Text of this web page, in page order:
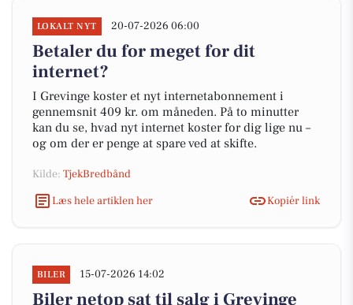
LOKALT NYT 20-07-2026 06:00
Betaler du for meget for dit
internet?
I Grevinge koster et nyt internetabonnement i
gennemsnit 409 kr. om måneden. På to minutter
kan du se, hvad nyt internet koster for dig lige nu –
og om der er penge at spare ved at skifte.
Kilde: TjekBredbånd
Læs hele artiklen her
Kopiér link
BILER 15-07-2026 14:02
Biler netop sat til salg i Grevinge